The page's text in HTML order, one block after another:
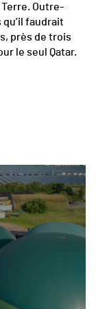
Outre-
faudrait
près de trois
le seul Qatar.